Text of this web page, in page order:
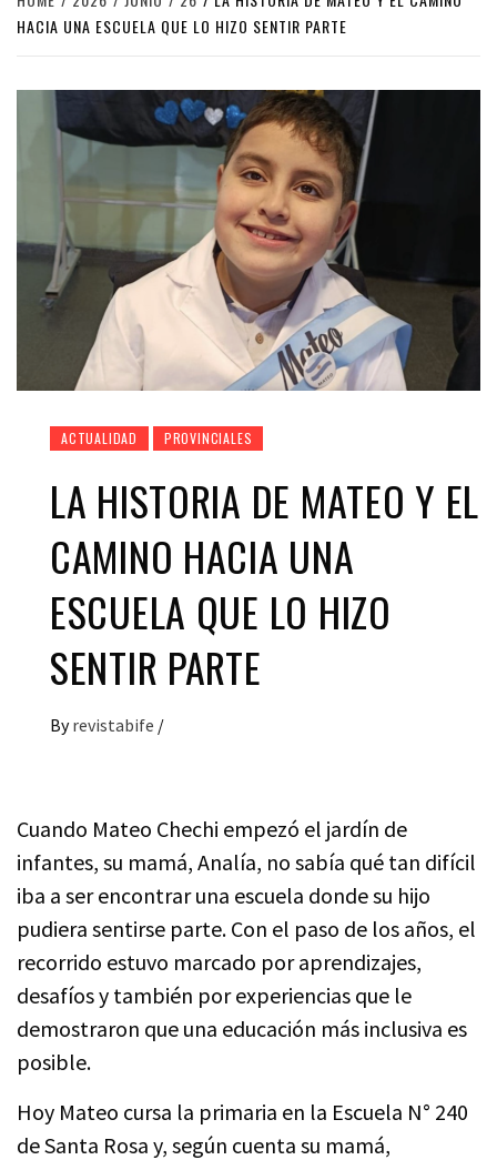
HACIA UNA ESCUELA QUE LO HIZO SENTIR PARTE
ACTUALIDAD PROVINCIALES
LA HISTORIA DE MATEO Y EL
CAMINO HACIA UNA
ESCUELA QUE LO HIZO
SENTIR PARTE
By revistabife /
Cuando Mateo Chechi empezó el jardín de
infantes, su mamá, Analía, no sabía qué tan difícil
iba a ser encontrar una escuela donde su hijo
pudiera sentirse parte. Con el paso de los años, el
recorrido estuvo marcado por aprendizajes,
desafíos y también por experiencias que le
demostraron que una educación más inclusiva es
posible.
Hoy Mateo cursa la primaria en la Escuela N° 240
de Santa Rosa y, según cuenta su mamá,